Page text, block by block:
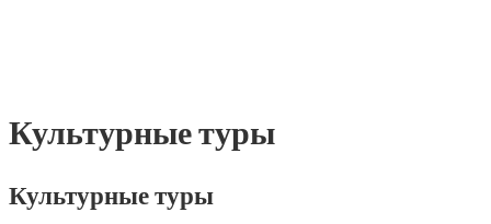
Культурные туры
Культурные туры